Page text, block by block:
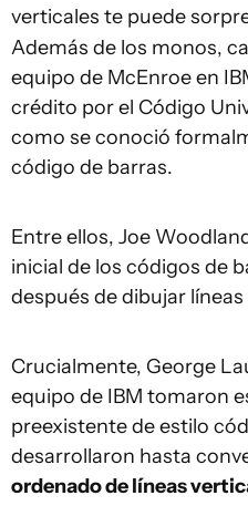
verticales te puede
Además de los monos,
equipo de McEnroe en
crédito por el Código
como se conoció
código de barras.
Entre ellos, Joe
inicial de los códigos de
después de dibujar
Crucialmente, George
equipo de IBM tomaron
preexistente de estilo
desarrollaron hasta
ordenado de líneas